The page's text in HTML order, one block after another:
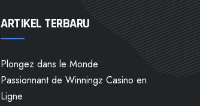
ARTIKEL TERBARU
Plongez dans le Monde
Passionnant de Winningz Casino en
Ligne